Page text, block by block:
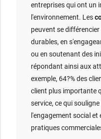
entreprises qui ont un
l'environnement. Les
peuvent se
durables, en
ou en soutenant des
répondant ainsi aux
exemple, 64?% des
client plus importante
service, ce qui
l'engagement social
pratiques